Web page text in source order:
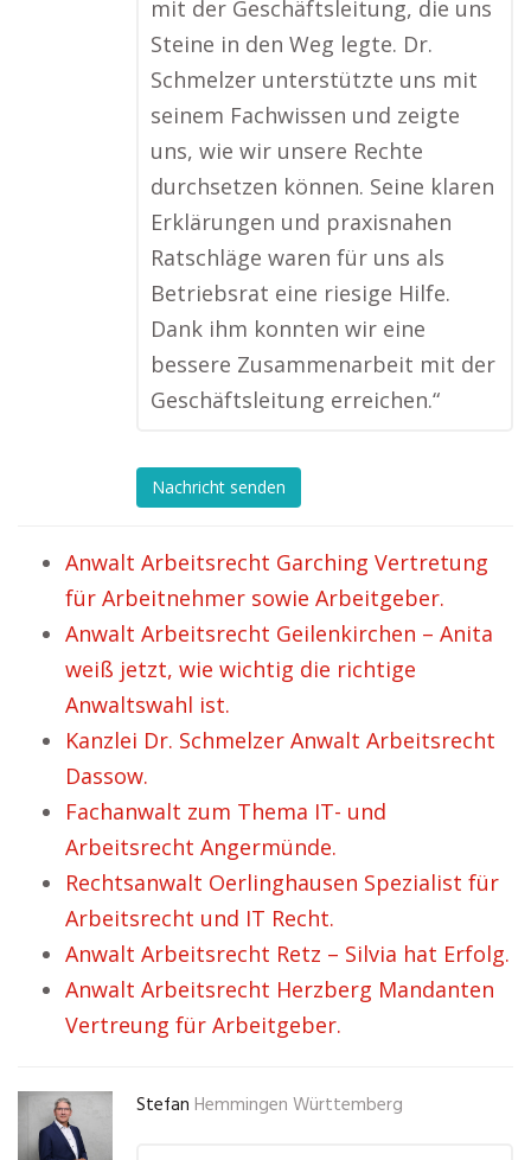
mit der Geschäftsleitung, die uns
Steine in den Weg legte. Dr.
Schmelzer unterstützte uns mit
seinem Fachwissen und zeigte
uns, wie wir unsere Rechte
durchsetzen können. Seine klaren
Erklärungen und praxisnahen
Ratschläge waren für uns als
Betriebsrat eine riesige Hilfe.
Dank ihm konnten wir eine
bessere Zusammenarbeit mit der
Geschäftsleitung erreichen.“
Nachricht senden
Anwalt Arbeitsrecht Garching Vertretung
für Arbeitnehmer sowie Arbeitgeber.
Anwalt Arbeitsrecht Geilenkirchen – Anita
weiß jetzt, wie wichtig die richtige
Anwaltswahl ist.
Kanzlei Dr. Schmelzer Anwalt Arbeitsrecht
Dassow.
Fachanwalt zum Thema IT- und
Arbeitsrecht Angermünde.
Rechtsanwalt Oerlinghausen Spezialist für
Arbeitsrecht und IT Recht.
Anwalt Arbeitsrecht Retz – Silvia hat Erfolg.
Anwalt Arbeitsrecht Herzberg Mandanten
Vertreung für Arbeitgeber.
Stefan Hemmingen Württemberg